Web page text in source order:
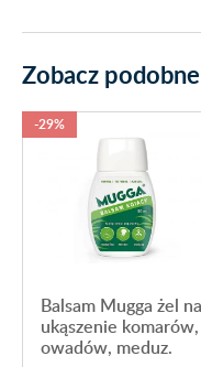
Zobacz
Balsam Mugga żel na
ukąszenie komarów,
owadów, meduz.
-29%